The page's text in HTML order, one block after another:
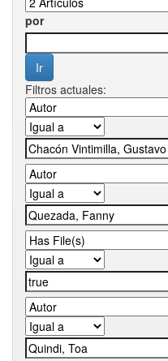
por
Filtros actuales: